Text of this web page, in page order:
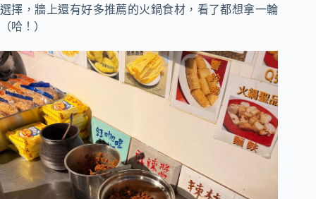
選擇，牆上還有好多推薦的火鍋食材，看了都想拿一輪
（哈！）